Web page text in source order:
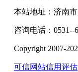
本站地址：济南
咨询电话：0531--
Copyright 2007-
可信网站信用评估